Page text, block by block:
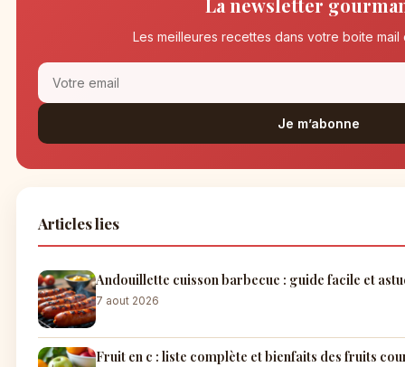
La newsletter
Les meilleures recettes dans votre boite mail
Je m’abonne
Articles lies
Andouillette cuisson barbecue : guide facile et
7 aout 2026
Fruit en c : liste complète et bienfaits des fruits